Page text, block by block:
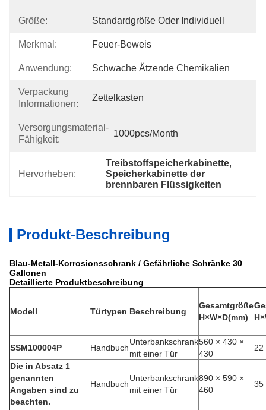
Größe: Standardgröße Oder Individuell
Merkmal: Feuer-Beweis
Anwendung: Schwache Ätzende Chemikalien
Verpackung
Informationen:
Zettelkasten
Versorgungsmaterial-
Fähigkeit:
1000pcs/month
Hervorheben:
Treibstoffspeicherkabinette,
Speicherkabinette der
brennbaren Flüssigkeiten
Produkt-Beschreibung
Blau-Metall-Korrosionsschrank / Gefährliche Schränke 30
Gallonen
Detaillierte Produktbeschreibung
Modell Türtypen Beschreibung
Gesamtgröße
H×W×D(mm)
SSM100004P Handbuch
Unterbankschrank
mit einer Tür
560 × 430 ×
430
22
Die in Absatz 1
genannten
Angaben sind zu
beachten.
Handbuch
Unterbankschrank
mit einer Tür
890 × 590 ×
460
35